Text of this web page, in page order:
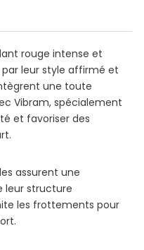
rouge intense et
leur style affirmé et
une toute
Vibram, spécialement
et favoriser des
assurent une
leur structure
les frottements pour